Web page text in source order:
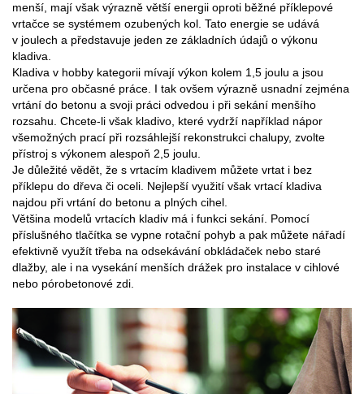
menší, mají však výrazně větší energii oproti běžné příklepové
vrtačce se systémem ozubených kol. Tato energie se udává
v joulech a představuje jeden ze základních údajů o výkonu
kladiva.
Kladiva v hobby kategorii mívají výkon kolem 1,5 joulu a jsou
určena pro občasné práce. I tak ovšem výrazně usnadní zejména
vrtání do betonu a svoji práci odvedou i při sekání menšího
rozsahu. Chcete-li však kladivo, které vydrží například nápor
všemožných prací při rozsáhlejší rekonstrukci chalupy, zvolte
přístroj s výkonem alespoň 2,5 joulu.
Je důležité vědět, že s vrtacím kladivem můžete vrtat i bez
příklepu do dřeva či oceli. Nejlepší využití však vrtací kladiva
najdou při vrtání do betonu a plných cihel.
Většina modelů vrtacích kladiv má i funkci sekání. Pomocí
příslušného tlačítka se vypne rotační pohyb a pak můžete nářadí
efektivně využít třeba na odsekávání obkládaček nebo staré
dlažby, ale i na vysekání menších drážek pro instalace v cihlové
nebo pórobetonové zdi.